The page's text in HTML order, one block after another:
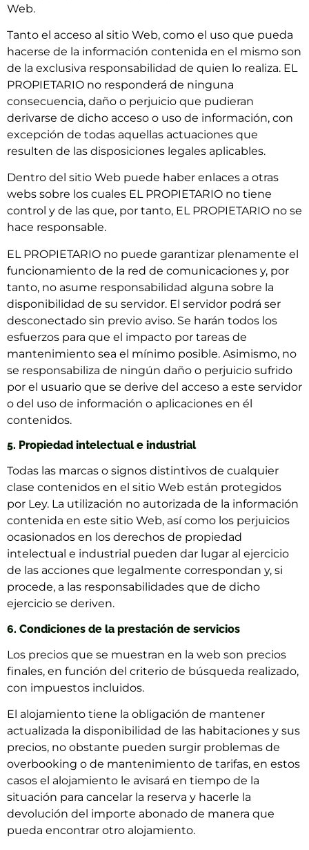
Web.
Tanto el acceso al sitio Web, como el uso que pueda
hacerse de la información contenida en el mismo son
de la exclusiva responsabilidad de quien lo realiza. EL
PROPIETARIO no responderá de ninguna
consecuencia, daño o perjuicio que pudieran
derivarse de dicho acceso o uso de información, con
excepción de todas aquellas actuaciones que
resulten de las disposiciones legales aplicables.
Dentro del sitio Web puede haber enlaces a otras
webs sobre los cuales EL PROPIETARIO no tiene
control y de las que, por tanto, EL PROPIETARIO no se
hace responsable.
EL PROPIETARIO no puede garantizar plenamente el
funcionamiento de la red de comunicaciones y, por
tanto, no asume responsabilidad alguna sobre la
disponibilidad de su servidor. El servidor podrá ser
desconectado sin previo aviso. Se harán todos los
esfuerzos para que el impacto por tareas de
mantenimiento sea el mínimo posible. Asimismo, no
se responsabiliza de ningún daño o perjuicio sufrido
por el usuario que se derive del acceso a este servidor
o del uso de información o aplicaciones en él
contenidos.
5. Propiedad intelectual e industrial
Todas las marcas o signos distintivos de cualquier
clase contenidos en el sitio Web están protegidos
por Ley. La utilización no autorizada de la información
contenida en este sitio Web, así como los perjuicios
ocasionados en los derechos de propiedad
intelectual e industrial pueden dar lugar al ejercicio
de las acciones que legalmente correspondan y, si
procede, a las responsabilidades que de dicho
ejercicio se deriven.
6. Condiciones de la prestación de servicios
Los precios que se muestran en la web son precios
finales, en función del criterio de búsqueda realizado,
con impuestos incluidos.
El alojamiento tiene la obligación de mantener
actualizada la disponibilidad de las habitaciones y sus
precios, no obstante pueden surgir problemas de
overbooking o de mantenimiento de tarifas, en estos
casos el alojamiento le avisará en tiempo de la
situación para cancelar la reserva y hacerle la
devolución del importe abonado de manera que
pueda encontrar otro alojamiento.